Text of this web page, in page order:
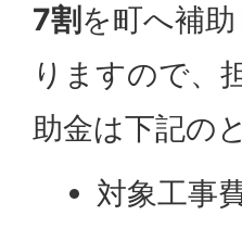
7割 を町へ補
りますので、
助金は下記の
対象工事